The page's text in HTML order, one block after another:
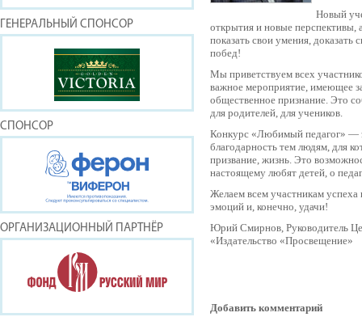
ГЕНЕРАЛЬНЫЙ СПОНСОР
СПОНСОР
ОРГАНИЗАЦИОННЫЙ ПАРТНЁР
Новый
открытия и новые перспективы,
показать свои умения, доказать
побед!
Мы приветствуем всех
важное мероприятие, имеющее
общественное признание. Это
для родителей, для учеников.
Конкурс «Любимый педагог» —
благодарность тем людям, для
призвание, жизнь. Это
настоящему любят детей, о
Желаем всем участникам
эмоций и, конечно, удачи!
Юрий Смирнов, Руководитель
«Издательство «Просвещение»
Добавить комментарий